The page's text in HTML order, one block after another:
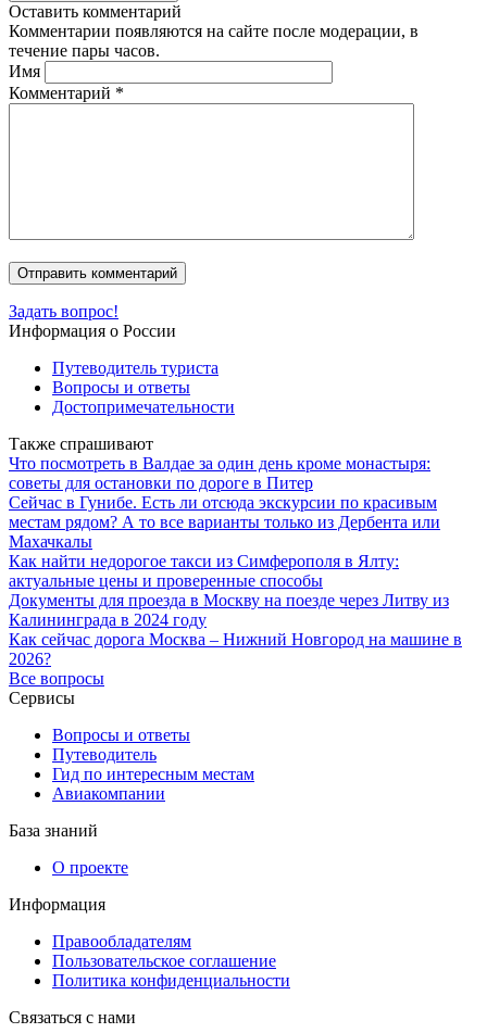
Оставить комментарий
Комментарии появляются на сайте после модерации, в
течение пары часов.
Имя
Комментарий *
Задать вопрос!
Информация о России
Путеводитель туриста
Вопросы и ответы
Достопримечательности
Также спрашивают
Что посмотреть в Валдае за один день кроме монастыря:
советы для остановки по дороге в Питер
Сейчас в Гунибе. Есть ли отсюда экскурсии по красивым
местам рядом? А то все варианты только из Дербента или
Махачкалы
Как найти недорогое такси из Симферополя в Ялту:
актуальные цены и проверенные способы
Документы для проезда в Москву на поезде через Литву из
Калининграда в 2024 году
Как сейчас дорога Москва – Нижний Новгород на машине в
2026?
Все вопросы
Сервисы
Вопросы и ответы
Путеводитель
Гид по интересным местам
Авиакомпании
База знаний
О проекте
Информация
Правообладателям
Пользовательское соглашение
Политика конфиденциальности
Связаться с нами